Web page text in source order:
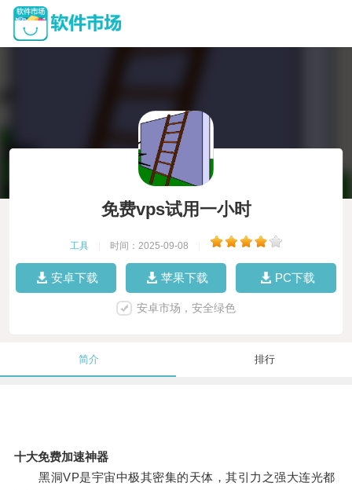
免费vps试用一小时
工具 时间：2025-09-08
安卓下载 苹果下载 PC下载
安卓市场，安全绿色
简介 排行
十大免费加速神器
黑洞VP是宇宙中极其密集的天体，其引力之强大连光都